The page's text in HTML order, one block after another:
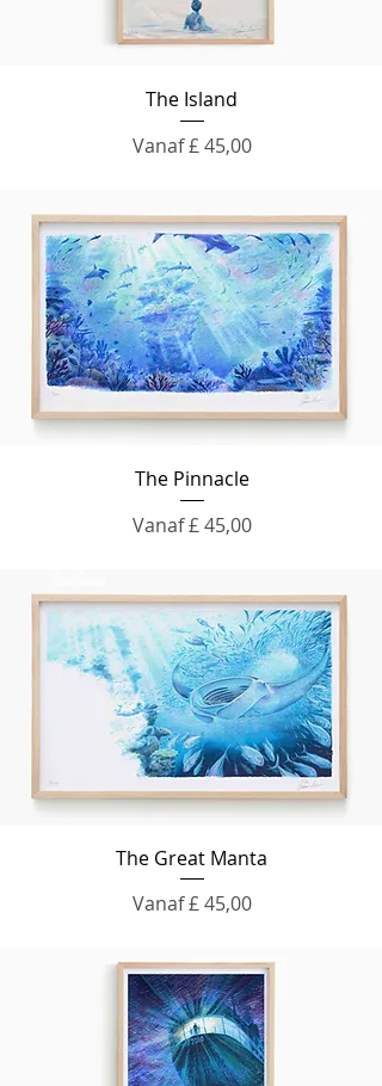
The Island
Vanaf£ 45,00
Verkoopprijs
The Pinnacle
Vanaf£ 45,00
Verkoopprijs
The Great Manta
Vanaf£ 45,00
Verkoopprijs